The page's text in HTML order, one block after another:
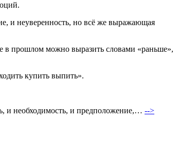
и неуверенность, но всё же выражающая
в прошлом можно выразить словами «раньше»,
купить выпить».
и необходимость, и предположение,… -->